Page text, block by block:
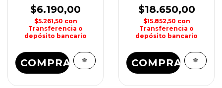
$6.190,00
$5.261,50 con
Transferencia o
depósito bancario
HOUSTON
$18.650,00
$15.852,50 con
Transferencia o
depósito bancario